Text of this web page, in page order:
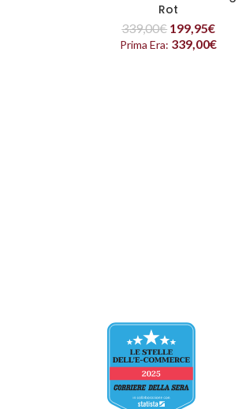
Rot
339,00€ 199,95€
Prima Era: 339,00€